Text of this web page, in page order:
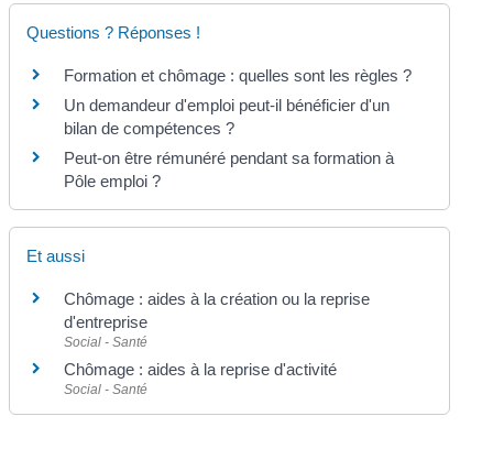
Questions ? Réponses !
Formation et chômage : quelles sont les règles ?
Un demandeur d'emploi peut-il bénéficier d'un
bilan de compétences ?
Peut-on être rémunéré pendant sa formation à
Pôle emploi ?
Et aussi
Chômage : aides à la création ou la reprise
d'entreprise
Social - Santé
Chômage : aides à la reprise d'activité
Social - Santé